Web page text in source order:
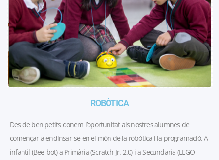
ROBÒTICA
Des de ben petits donem l’oportunitat als nostres alumnes de
començar a endinsar-se en el món de la robòtica i la programació. A
infantil (Bee-bot) a Primària (Scratch Jr. 2.0) i a Secundaria (LEGO